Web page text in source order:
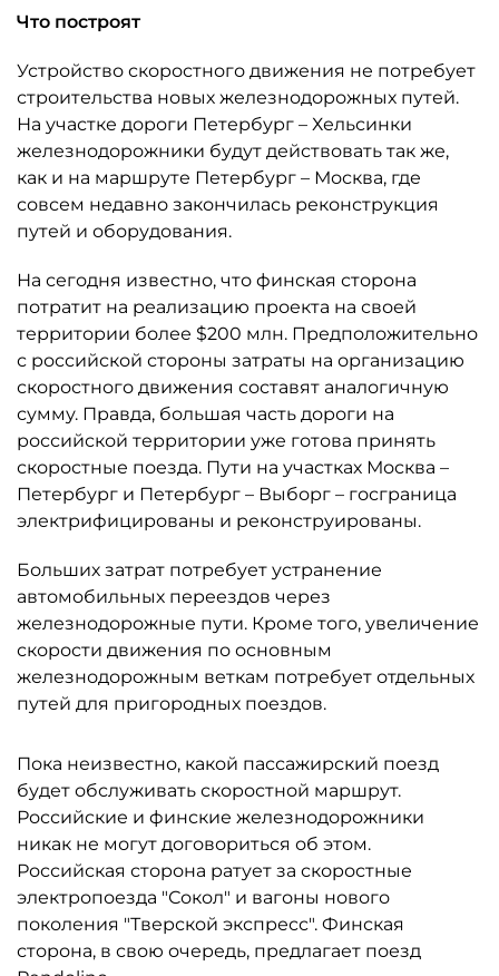
Что построят
Устройство скоростного движения не потребует
строительства новых железнодорожных путей.
На участке дороги Петербург – Хельсинки
железнодорожники будут действовать так же,
как и на маршруте Петербург – Москва, где
совсем недавно закончилась реконструкция
путей и оборудования.
На сегодня известно, что финская сторона
потратит на реализацию проекта на своей
территории более $200 млн. Предположительно
с российской стороны затраты на организацию
скоростного движения составят аналогичную
сумму. Правда, большая часть дороги на
российской территории уже готова принять
скоростные поезда. Пути на участках Москва –
Петербург и Петербург – Выборг – госграница
электрифицированы и реконструированы.
Больших затрат потребует устранение
автомобильных переездов через
железнодорожные пути. Кроме того, увеличение
скорости движения по основным
железнодорожным веткам потребует отдельных
путей для пригородных поездов.
Пока неизвестно, какой пассажирский поезд
будет обслуживать скоростной маршрут.
Российские и финские железнодорожники
никак не могут договориться об этом.
Российская сторона ратует за скоростные
электропоезда "Сокол" и вагоны нового
поколения "Тверской экспресс". Финская
сторона, в свою очередь, предлагает поезд